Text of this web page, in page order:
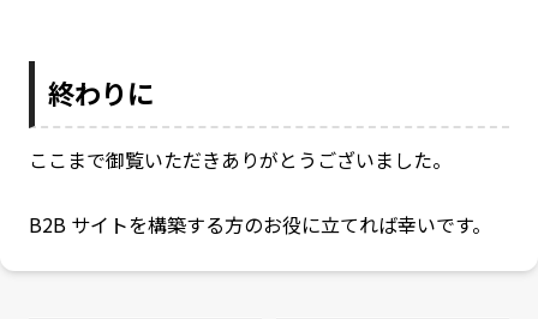
終わりに
ここまで御覧いただきありがとうございました。
B2B サイトを構築する方のお役に立てれば幸いです。